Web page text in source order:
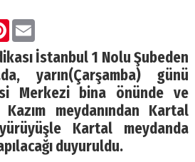
Pinterest
Email
İstanbul 1 Nolu Şubeden
yarın(Çarşamba) günü
Merkezi bina önünde ve
meydanından Kartal
Kartal meydanda
duyuruldu.